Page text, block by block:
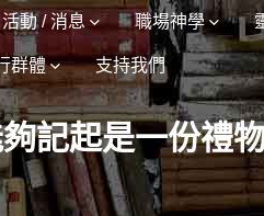
活動 / 消息 職場神學
群體 支持我們
記起是一份禮